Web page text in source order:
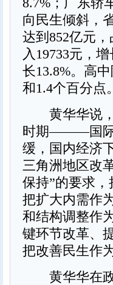
向民生倾斜，
达到852亿元
入19733元，
长13.8%。高
和1.4个百分点。
黄华华说，
时期———国际
缓，国内经济
三角洲地区改
保持”的要求
把扩大内需作
和结构调整作
键环节改革、
把改善民生作
黄华华在政